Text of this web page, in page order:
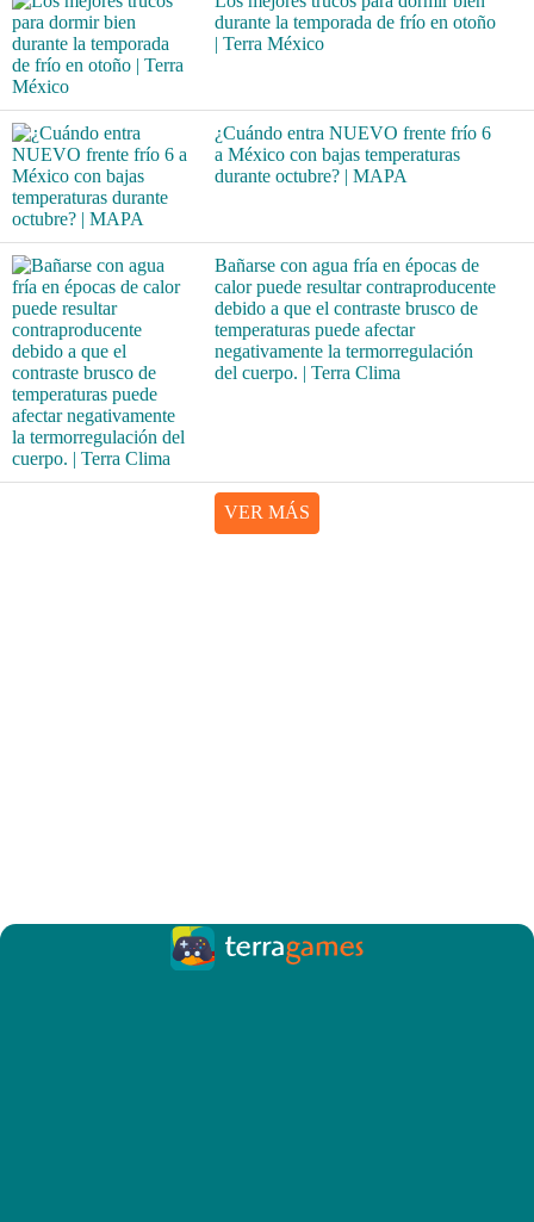
durante la temporada de frío en otoño
| Terra México
¿Cuándo entra NUEVO frente frío 6
a México con bajas temperaturas
durante octubre? | MAPA
Bañarse con agua fría en épocas de
calor puede resultar contraproducente
debido a que el contraste brusco de
temperaturas puede afectar
negativamente la termorregulación
del cuerpo. | Terra Clima
VER MÁS